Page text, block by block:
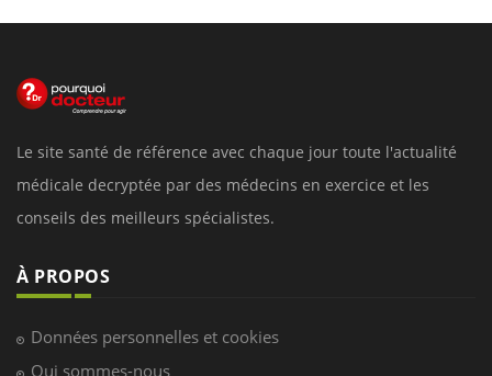
Le site santé de référence avec chaque jour toute l'actualité
médicale decryptée par des médecins en exercice et les
conseils des meilleurs spécialistes.
À PROPOS
Données personnelles et cookies
Qui sommes-nous